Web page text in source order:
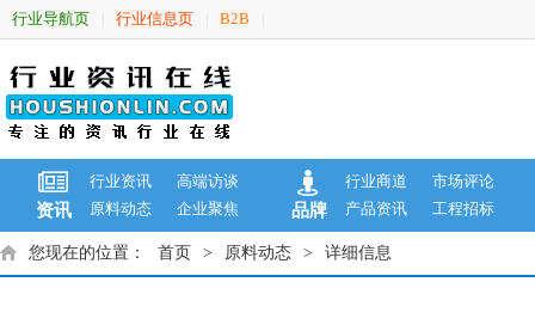
行业导航页 行业信息页 B2B
资讯
行业资讯
高端访谈
原料动态
企业聚焦 品牌
行业商道
市场评论
产品资讯
工程招标
您现在的位置： 首页 > 原料动态 > 详细信息